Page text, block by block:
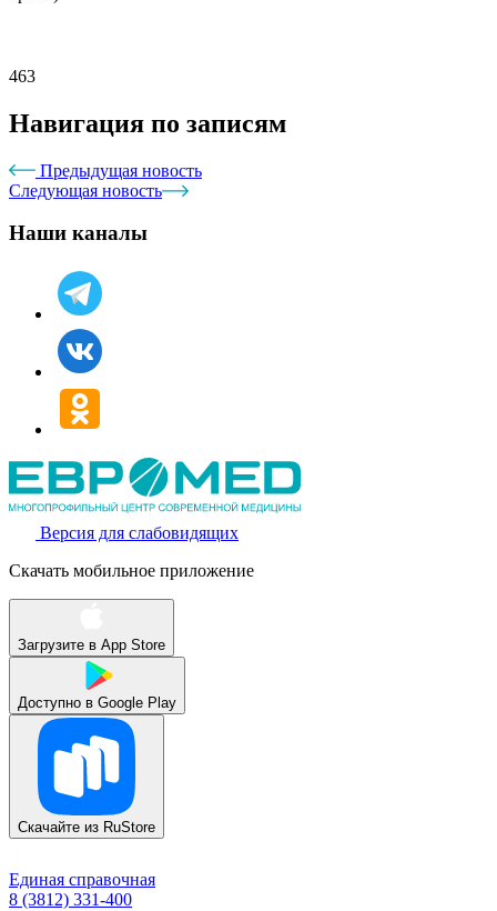
463
Навигация по записям
Предыдущая новость
Следующая новость
Наши каналы
Версия для слабовидящих
Скачать мобильное приложение
Загрузите в App Store
Доступно в Google Play
Скачайте из RuStore
Единая справочная
8 (3812) 331-400